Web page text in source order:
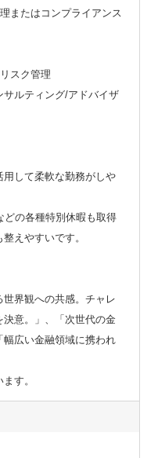
またはコンプライアンス
スク管理
サルティング/アドバイザ
して柔軟な勤務がしや
どの各種特別休暇も取得
えやすいです。
世界観への共感。チャレ
意。」、「次世代の金
広い金融領域に携われ
す。